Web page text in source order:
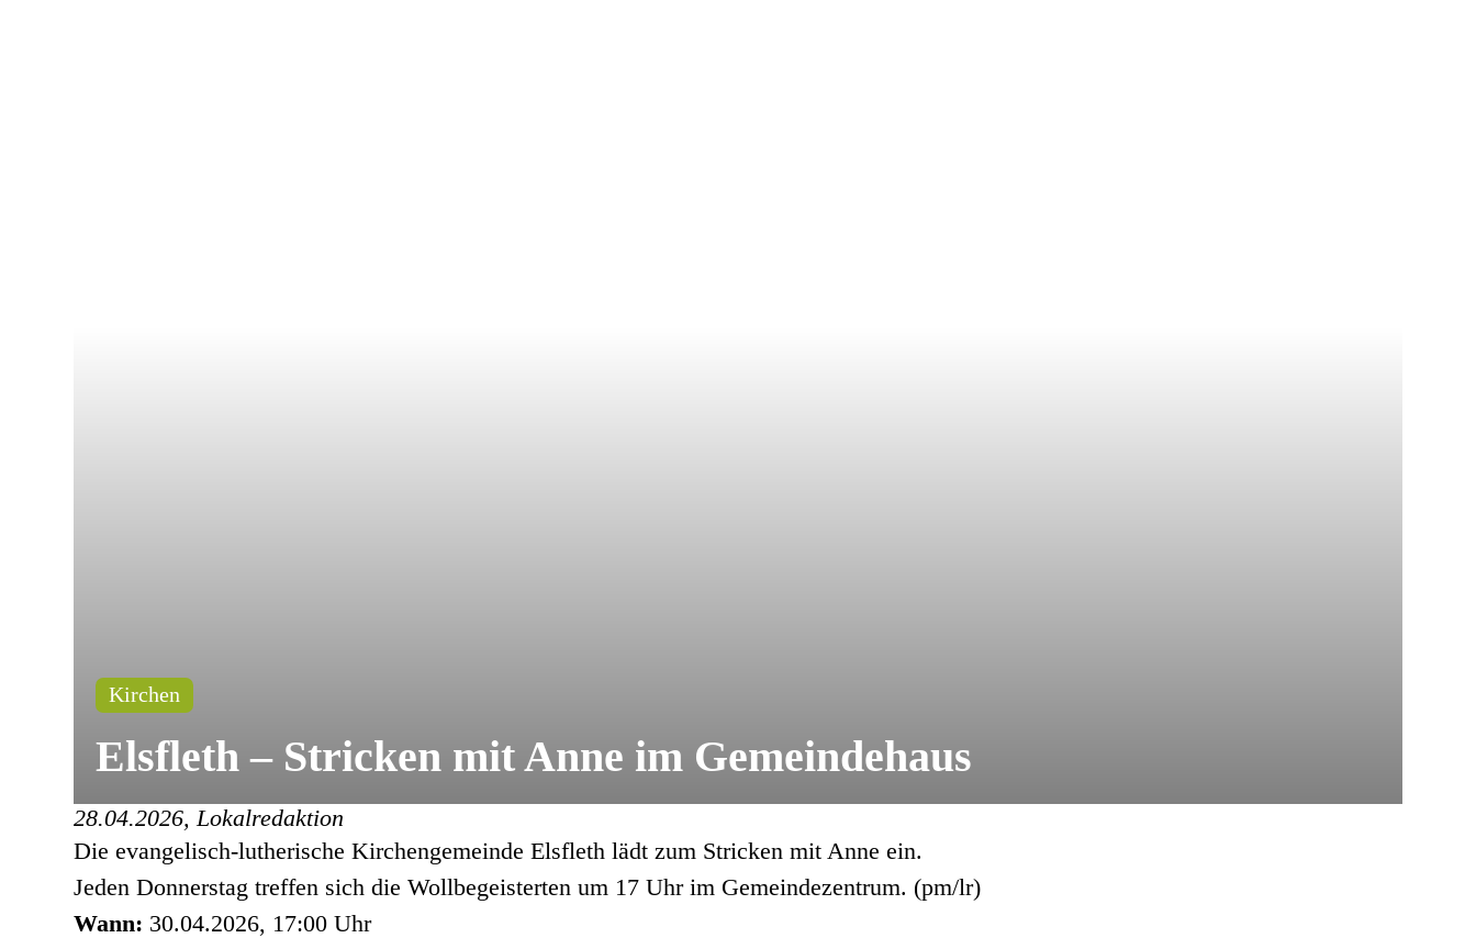
Kirchen
Elsfleth – Stricken mit Anne im Gemeindehaus
28.04.2026, Lokalredaktion
Die evangelisch-lutherische Kirchengemeinde Elsfleth lädt zum Stricken mit Anne ein.
Jeden Donnerstag treffen sich die Wollbegeisterten um 17 Uhr im Gemeindezentrum. (pm/lr)
Wann: 30.04.2026, 17:00 Uhr